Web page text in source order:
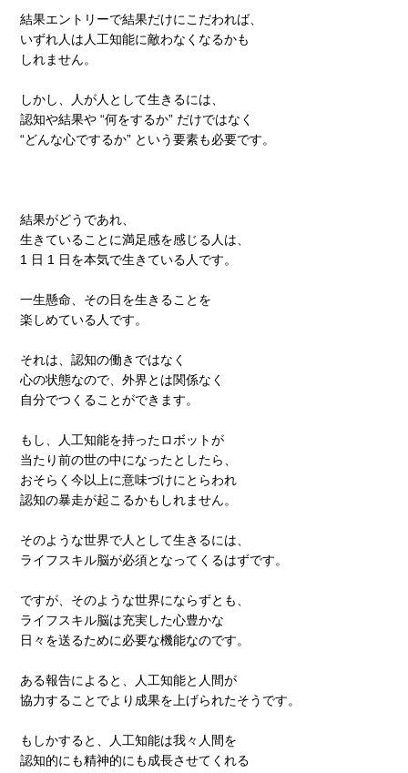
結果エントリーで結果だけにこだわれば、
いずれ人は人工知能に敵わなくなるかも
しれません。
しかし、人が人として生きるには、
認知や結果や “何をするか” だけではなく
“どんな心でするか” という要素も必要です。
結果がどうであれ、
生きていることに満足感を感じる人は、
1 日 1 日を本気で生きている人です。
一生懸命、その日を生きることを
楽しめている人です。
それは、認知の働きではなく
心の状態なので、外界とは関係なく
自分でつくることができます。
もし、人工知能を持ったロボットが
当たり前の世の中になったとしたら、
おそらく今以上に意味づけにとらわれ
認知の暴走が起こるかもしれません。
そのような世界で人として生きるには、
ライフスキル脳が必須となってくるはずです。
ですが、そのような世界にならずとも、
ライフスキル脳は充実した心豊かな
日々を送るために必要な機能なのです。
ある報告によると、人工知能と人間が
協力することでより成果を上げられたそうです。
もしかすると、人工知能は我々人間を
認知的にも精神的にも成長させてくれる